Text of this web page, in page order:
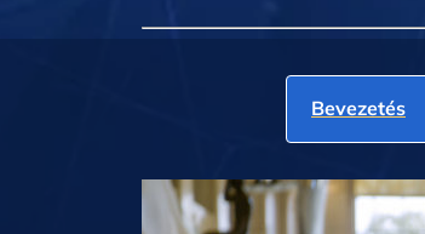
Bevezetés